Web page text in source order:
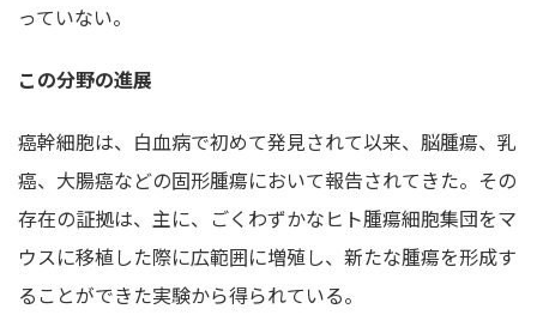
っていない。
この分野の進展
癌幹細胞は、白血病で初めて発見されて以来、脳腫瘍、乳
癌、大腸癌などの固形腫瘍において報告されてきた。その
存在の証拠は、主に、ごくわずかなヒト腫瘍細胞集団をマ
ウスに移植した際に広範囲に増殖し、新たな腫瘍を形成す
ることができた実験から得られている。